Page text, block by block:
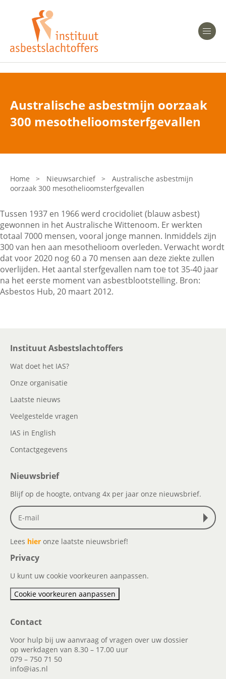
Heeft u Mesothelioom?
Heeft u Asbestose?
Asbest en Gezondheid
Laatste nieuws
Onze organisatie
Veelgestelde vragen
Contactgegevens
Zoeken
Australische asbestmijn oorzaak
300 mesothelioomsterfgevallen
Home > Nieuwsarchief >
Australische asbestmijn
oorzaak 300 mesothelioomsterfgevallen
Tussen 1937 en 1966 werd crocidoliet (blauw asbest)
gewonnen in het Australische Wittenoom. Er werkten
totaal 7000 mensen, vooral jonge mannen. Inmiddels zijn
300 van hen aan mesothelioom overleden. Verwacht wordt
dat voor 2020 nog 60 a 70 mensen aan deze ziekte zullen
overlijden. Het aantal sterfgevallen nam toe tot 35-40 jaar
na het eerste moment van asbestblootstelling. Bron:
Asbestos Hub, 20 maart 2012.
Instituut Asbestslachtoffers
Wat doet het IAS?
Onze organisatie
Laatste nieuws
Veelgestelde vragen
IAS in English
Contactgegevens
Nieuwsbrief
Blijf op de hoogte, ontvang 4x per jaar onze nieuwsbrief.
Lees hier onze laatste nieuwsbrief!
Privacy
U kunt uw cookie voorkeuren aanpassen.
Cookie voorkeuren aanpassen
Contact
Voor hulp bij uw aanvraag of vragen over uw dossier
op werkdagen van 8.30 – 17.00 uur
079 – 750 71 50
info@ias.nl